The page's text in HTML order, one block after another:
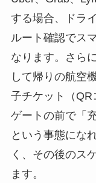
する場合、ドラ
ルート確認でス
なります。さら
して帰りの航空
子チケット（
ゲートの前で「
という事態にな
く、その後のス
ます。